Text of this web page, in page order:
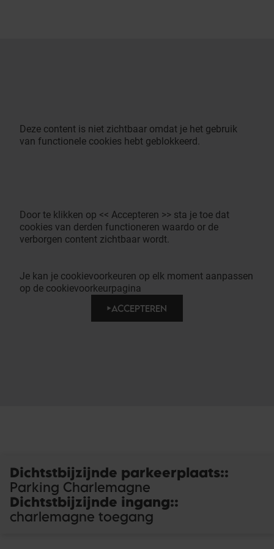
Deze content is niet zichtbaar omdat je het gebruik
van functionele cookies hebt geblokkeerd.
Door te klikken op << Accepteren >> sta je toe dat
cookies van derden functioneren waardo or de
verborgen content zichtbaar wordt.
Je kan je cookievoorkeuren op elk moment aanpassen
op de cookievoorkeurpagina
ACCEPTEREN
Dichtstbijzijnde parkeerplaats::
Parking Charlemagne
Dichtstbijzijnde ingang::
charlemagne toegang